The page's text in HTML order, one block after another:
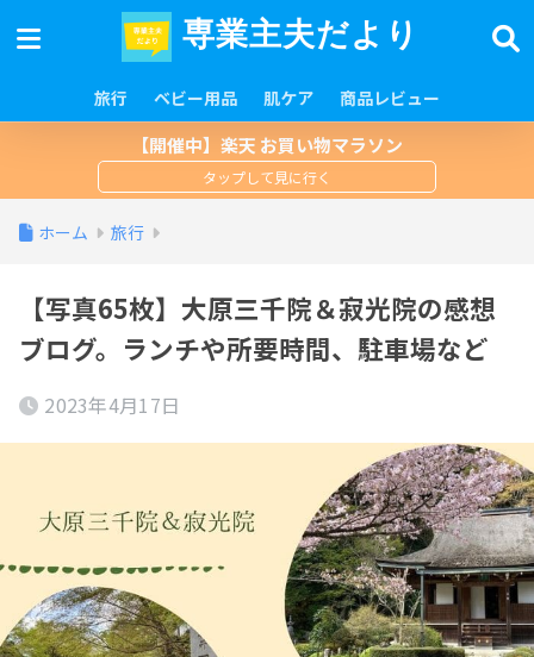
専業主夫だより
旅行 ベビー用品 肌ケア 商品レビュー
【開催中】楽天 お買い物マラソン
ホーム 旅行
【写真65枚】大原三千院＆寂光院の感想
ブログ。ランチや所要時間、駐車場など
2023年4月17日